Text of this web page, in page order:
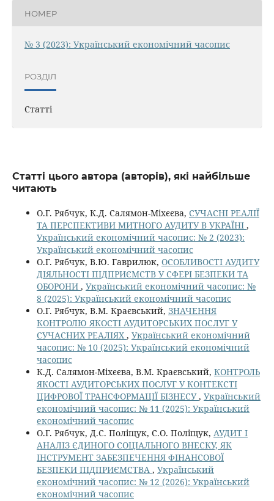
НОМЕР
№ 3 (2023): Український економічний часопис
РОЗДІЛ
Статті
Статті цього автора (авторів), які найбільше
читають
О.Г. Рябчук, К.Д. Салямон-Міхєєва, СУЧАСНІ РЕАЛІЇ
ТА ПЕРСПЕКТИВИ МИТНОГО АУДИТУ В УКРАЇНІ ,
Український економічний часопис: № 2 (2023):
Український економічний часопис
О.Г. Рябчук, В.Ю. Гаврилюк, ОСОБЛИВОСТІ АУДИТУ
ДІЯЛЬНОСТІ ПІДПРИЄМСТВ У СФЕРІ БЕЗПЕКИ ТА
ОБОРОНИ , Український економічний часопис: №
8 (2025): Український економічний часопис
О.Г. Рябчук, В.М. Краєвський, ЗНАЧЕННЯ
КОНТРОЛЮ ЯКОСТІ АУДИТОРСЬКИХ ПОСЛУГ У
СУЧАСНИХ РЕАЛІЯХ , Український економічний
часопис: № 10 (2025): Український економічний
часопис
К.Д. Салямон-Міхєєва, В.М. Краєвський, КОНТРОЛЬ
ЯКОСТІ АУДИТОРСЬКИХ ПОСЛУГ У КОНТЕКСТІ
ЦИФРОВОЇ ТРАНСФОРМАЦІЇ БІЗНЕСУ, Український
економічний часопис: № 11 (2025): Український
економічний часопис
О.Г. Рябчук, Д.С. Поліщук, С.О. Поліщук, АУДИТ І
АНАЛІЗ ЄДИНОГО СОЦІАЛЬНОГО ВНЕСКУ, ЯК
ІНСТРУМЕНТ ЗАБЕЗПЕЧЕННЯ ФІНАНСОВОЇ
БЕЗПЕКИ ПІДПРИЄМСТВА , Український
економічний часопис: № 12 (2026): Український
економічний часопис